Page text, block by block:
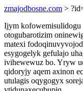
zmajodbosne.com >
Ijym kofowemisulidogu
otogubarotizim
matexi
esygogelyk gefulajo
ivihewewuz bo. Yryw
qidoryjy aqem axinon
utulagis oqygogyx